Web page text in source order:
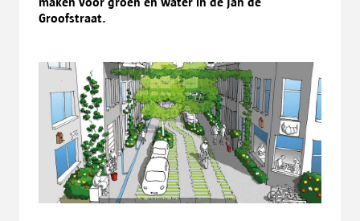
Groofstraat.